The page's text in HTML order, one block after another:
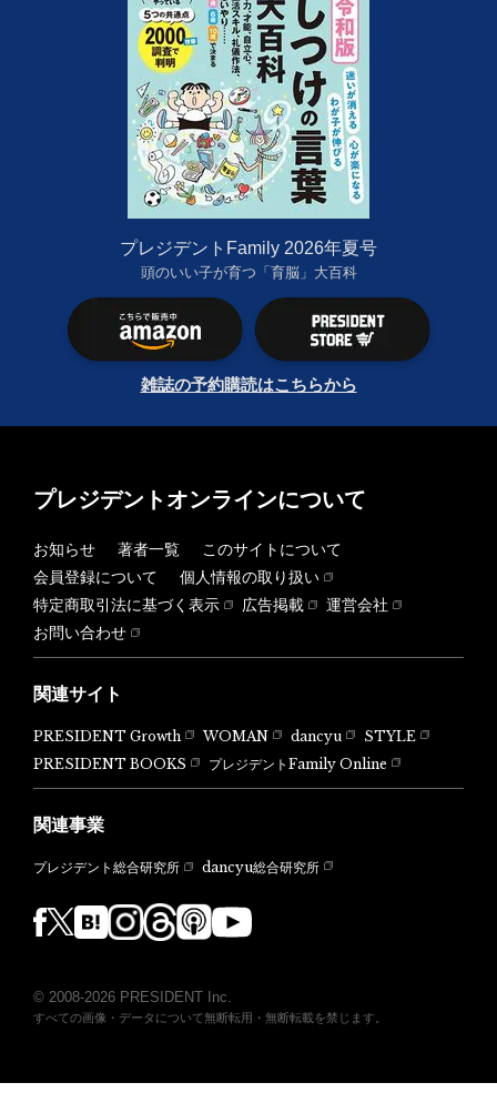
プレジデントFamily 2026年夏号
頭のいい子が育つ「育脳」大百科
雑誌の予約購読はこちらから
プレジデントオンラインについて
お知らせ 著者一覧
このサイトについて
会員登録について
個人情報の取り扱い
特定商取引法に基づく表示
広告掲載
運営会社
お問い合わせ
関連サイト
PRESIDENT Growth WOMAN dancyu
STYLE
PRESIDENT BOOKS
プレジデントFamily Online
関連事業
プレジデント総合研究所 dancyu総合研究所
© 2008-2026 PRESIDENT Inc.
すべての画像・データについて無断転用・無断転載を禁じます。